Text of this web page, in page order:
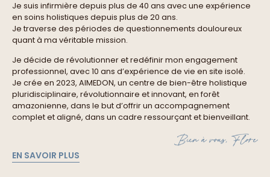
Je suis infirmière depuis plus de 40 ans avec une expérience
en soins holistiques depuis plus de 20 ans.
Je traverse des périodes de questionnements douloureux
quant à ma véritable mission.
Je décide de révolutionner et redéfinir mon engagement
professionnel, avec 10 ans d’expérience de vie en site isolé.
Je crée en 2023, AIMEDON, un centre de bien-être holistique
pluridisciplinaire, révolutionnaire et innovant, en forêt
amazonienne, dans le but d’offrir un accompagnement
complet et aligné, dans un cadre ressourçant et bienveillant.
EN SAVOIR PLUS